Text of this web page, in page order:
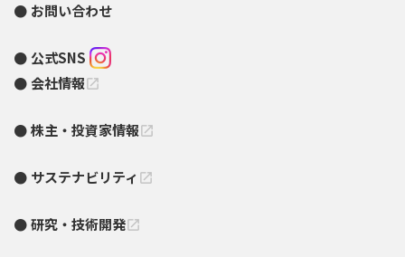
お問い合わせ
公式SNS
会社情報open_in_new
株主・投資家情報open_in_new
サステナビリティ open_in_new
研究・技術開発open_in_new